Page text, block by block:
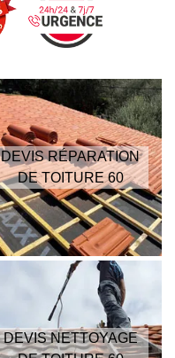
DEVIS RÉPARATION
DE TOITURE 60
DEVIS NETTOYAGE